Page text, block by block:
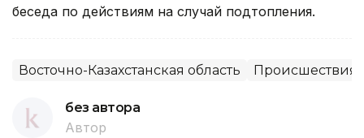
беседа по действиям на случай подтопления.
Восточно-Казахстанская область Происшествия,
без автора
Автор